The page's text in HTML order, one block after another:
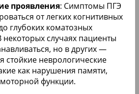
проявления: Симптомы ПГЭ
от легких когнитивных
глубоких коматозных
некоторых случаях пациенты
но в других —
стойкие неврологические
как нарушения памяти,
функции.